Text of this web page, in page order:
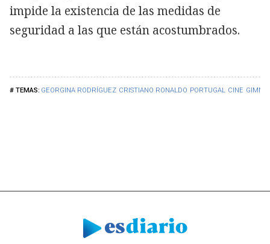
GEORGINA RODRÍGUEZ CRISTIANO RONALDO PORTUGAL CINE
impide la existencia de las medidas de
seguridad a las que están acostumbrados.